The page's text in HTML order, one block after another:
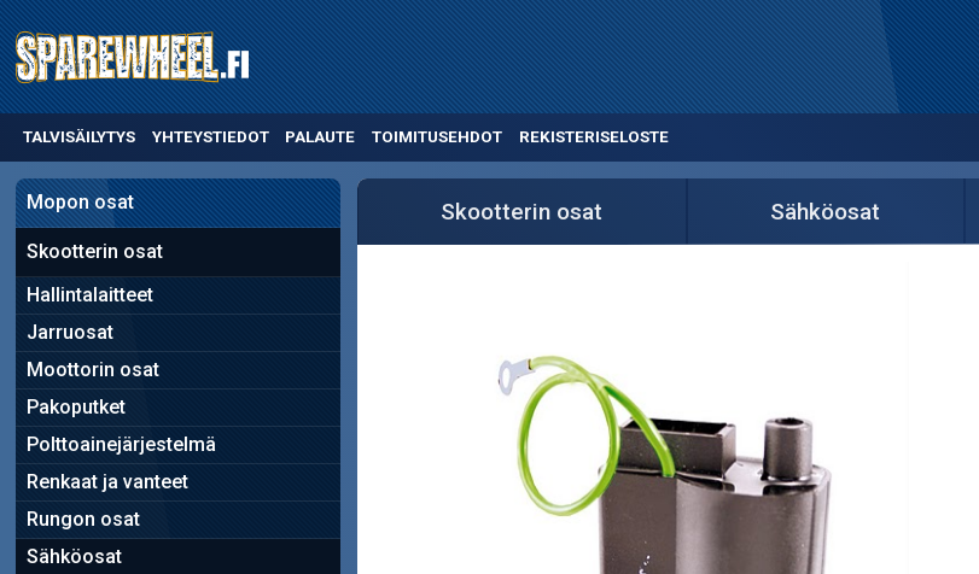
TALVISÄILYTYS YHTEYSTIEDOT PALAUTE TOIMITUSEHDOT REKISTERISELOSTE
Mopon osat
Skootterin osat
Hallintalaitteet
Jarruosat
Moottorin osat
Pakoputket
Polttoainejärjestelmä
Renkaat ja vanteet
Rungon osat
Sähköosat
Skootterin osat Sähköosat